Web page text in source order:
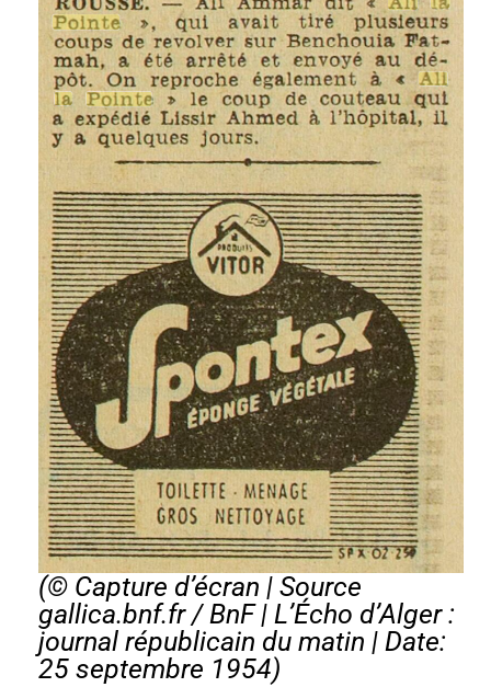
(© Capture d’écran | Source
gallica.bnf.fr / BnF | L’Écho d’Alger :
journal républicain du matin | Date:
25 septembre 1954)